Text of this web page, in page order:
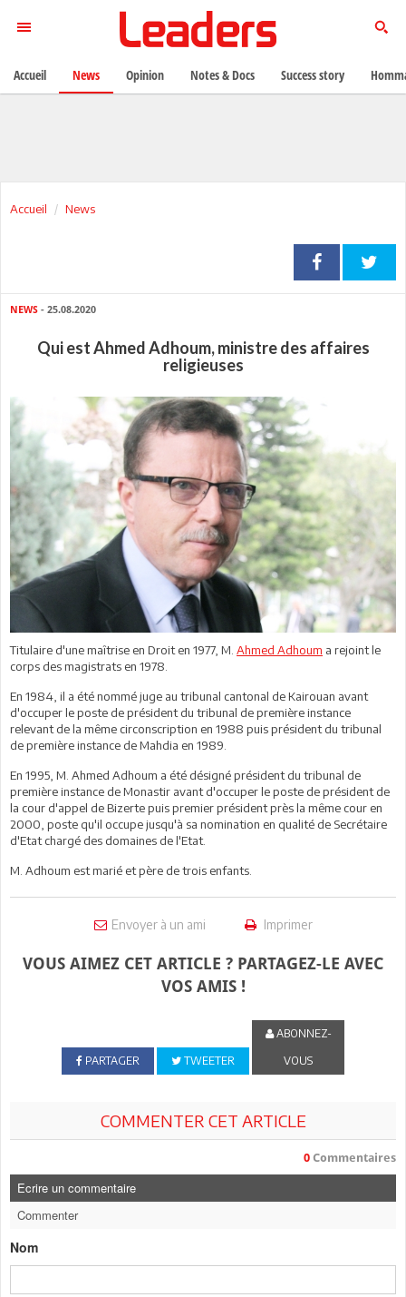
Accueil News
NEWS - 25.08.2020
Qui est Ahmed Adhoum, ministre des affaires
religieuses
Titulaire d'une maîtrise en Droit en 1977, M. Ahmed Adhoum a rejoint le
corps des magistrats en 1978.
En 1984, il a été nommé juge au tribunal cantonal de Kairouan avant
d'occuper le poste de président du tribunal de première instance
relevant de la même circonscription en 1988 puis président du tribunal
de première instance de Mahdia en 1989.
En 1995, M. Ahmed Adhoum a été désigné président du tribunal de
première instance de Monastir avant d'occuper le poste de président de
la cour d'appel de Bizerte puis premier président près la même cour en
2000, poste qu'il occupe jusqu'à sa nomination en qualité de Secrétaire
d'Etat chargé des domaines de l'Etat.
M. Adhoum est marié et père de trois enfants.
Envoyer à un ami Imprimer
VOUS AIMEZ CET ARTICLE ? PARTAGEZ-LE AVEC
VOS AMIS !
PARTAGER TWEETER
ABONNEZ-
VOUS
COMMENTER CET ARTICLE
0 Commentaires
Ecrire un commentaire
Commenter
Nom
Accueil News Opinion Notes & Docs Success story